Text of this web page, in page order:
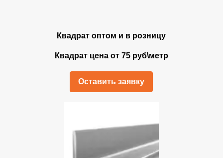
Квадрат оптом и в розницу
Квадрат цена от 75 руб\метр
Оставить заявку